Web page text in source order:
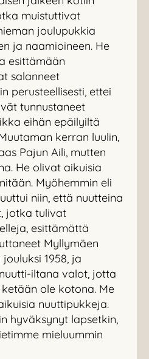
muistuttivat
joulupukkia
ja naamioineen. He
esittämään
salanneet
perusteellisesti, ettei
tunnustaneet
eihän epäilyiltä
kerran luulin,
Pajun Aili, mutten
He olivat aikuisia
Myöhemmin eli
niin, että nuutteina
jotka tulivat
esittämättä
Myllymäen
1958, ja
iltana valot, jotta
ole kotona. Me
nuuttipukkeja.
hyväksynyt lapsetkin,
mieluummin